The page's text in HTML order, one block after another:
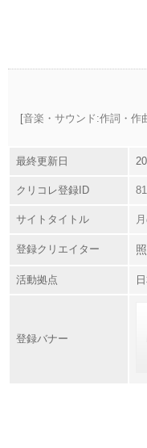
[音楽・サウンド:作詞・作
最終更新日
クリコレ登録ID
サイトタイトル
登録クリエイター
活動拠点
登録バナー